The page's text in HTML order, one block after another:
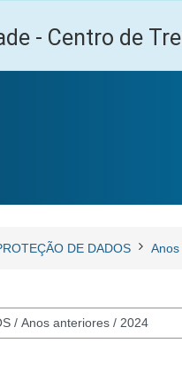
- Centro de
DE DADOS